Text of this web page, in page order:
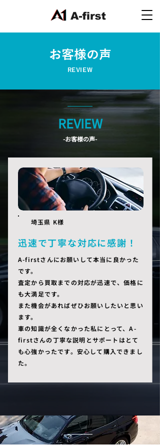
お客様の声
REVIEW
REVIEW
-お客様の声-
埼玉県 K様
迅速で丁寧な対応に感謝！
A-firstさんにお願いして本当に良かった
です。
査定から買取までの対応が迅速で、価格に
も大満足です。
また機会があればぜひお願いしたいと思い
ます。
​車の知識が全くなかった私にとって、A-
firstさんの丁寧な説明とサポートはとて
も心強かったです。安心して購入できまし
た。